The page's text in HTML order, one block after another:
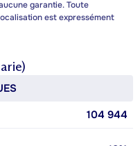
garantie. Toute
est expressément
104 944